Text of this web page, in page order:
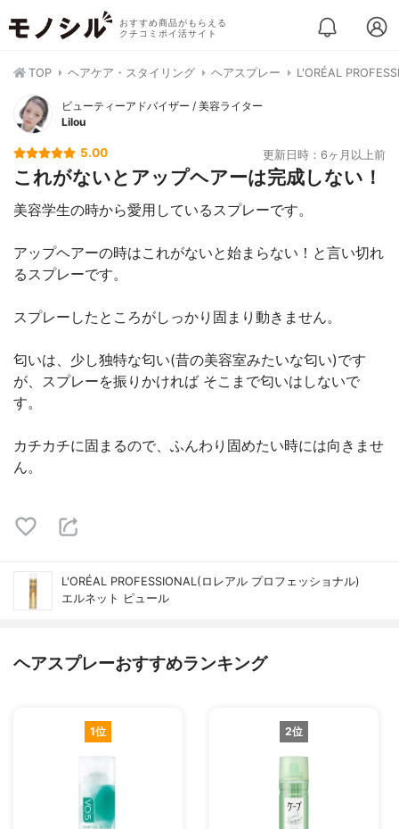
おすすめ商品がもらえる
クチコミポイ活サイト
TOP ヘアケア・スタイリング ヘアスプレー L'ORÉAL
ビューティーアドバイザー / 美容ライター
Lilou
5.00 更新日時：6ヶ月以上前
これがないとアップヘアーは完成しない！
美容学生の時から愛用しているスプレーです。
アップヘアーの時はこれがないと始まらない！と言い切れ
るスプレーです。
スプレーしたところがしっかり固まり動きません。
匂いは、少し独特な匂い(昔の美容室みたいな匂い)です
が、スプレーを振りかければ そこまで匂いはしないで
す。
カチカチに固まるので、ふんわり固めたい時には向きませ
ん。
L'ORÉAL PROFESSIONAL(ロレアル プロフェッショナル)
エルネット ピュール
ヘアスプレーおすすめランキング
1位 2位